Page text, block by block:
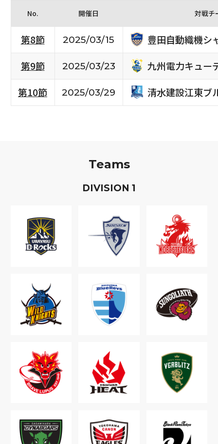
No. 開催日 対戦チ
第8節 2025/03/15
豊田自動織機シ
第9節
2025/03/23
九州電力キュー
第10節
2025/03/29 清水建設江東ブ
Teams
DIVISION 1